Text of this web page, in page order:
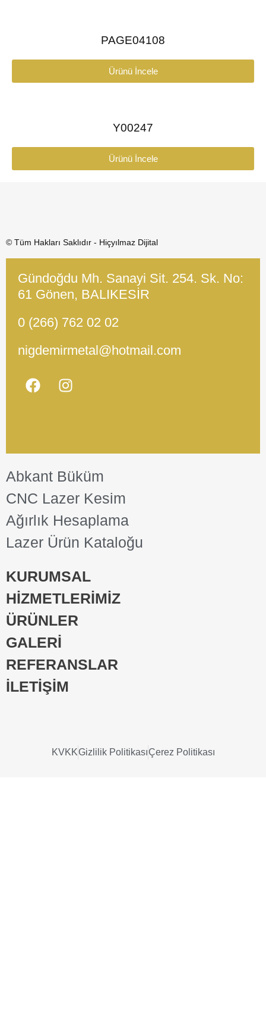
PAGE04108
Ürünü İncele
Y00247
Ürünü İncele
© Tüm Hakları Saklıdır - Hiçyılmaz Dijital
Gündoğdu Mh. Sanayi Sit. 254. Sk. No:
61 Gönen, BALIKESİR
0 (266) 762 02 02
nigdemirmetal@hotmail.com
Abkant Büküm
CNC Lazer Kesim
Ağırlık Hesaplama
Lazer Ürün Kataloğu
KURUMSAL
HİZMETLERİMİZ
ÜRÜNLER
GALERİ
REFERANSLAR
İLETİŞİM
KVKKGizlilik PolitikasıÇerez Politikası